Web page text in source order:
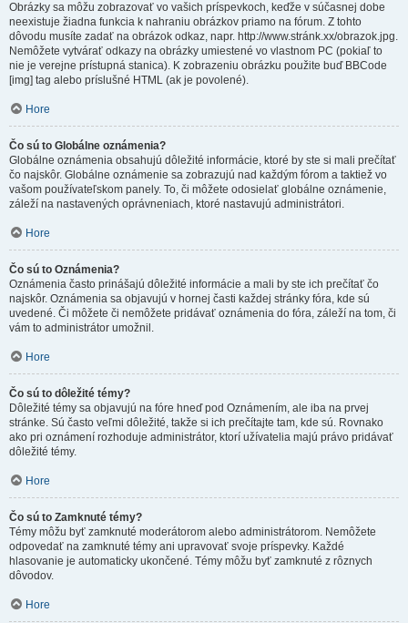
Obrázky sa môžu zobrazovať vo vašich príspevkoch, keďže v súčasnej dobe
neexistuje žiadna funkcia k nahraniu obrázkov priamo na fórum. Z tohto
dôvodu musíte zadať na obrázok odkaz, napr. http://www.stránk.xx/obrazok.jpg.
Nemôžete vytvárať odkazy na obrázky umiestené vo vlastnom PC (pokiaľ to
nie je verejne prístupná stanica). K zobrazeniu obrázku použite buď BBCode
[img] tag alebo príslušné HTML (ak je povolené).
Hore
Čo sú to Globálne oznámenia?
Globálne oznámenia obsahujú dôležité informácie, ktoré by ste si mali prečítať
čo najskôr. Globálne oznámenie sa zobrazujú nad každým fórom a taktiež vo
vašom používateľskom panely. To, či môžete odosielať globálne oznámenie,
záleží na nastavených oprávneniach, ktoré nastavujú administrátori.
Hore
Čo sú to Oznámenia?
Oznámenia často prinášajú dôležité informácie a mali by ste ich prečítať čo
najskôr. Oznámenia sa objavujú v hornej časti každej stránky fóra, kde sú
uvedené. Či môžete či nemôžete pridávať oznámenia do fóra, záleží na tom, či
vám to administrátor umožnil.
Hore
Čo sú to dôležité témy?
Dôležité témy sa objavujú na fóre hneď pod Oznámením, ale iba na prvej
stránke. Sú často veľmi dôležité, takže si ich prečítajte tam, kde sú. Rovnako
ako pri oznámení rozhoduje administrátor, ktorí užívatelia majú právo pridávať
dôležité témy.
Hore
Čo sú to Zamknuté témy?
Témy môžu byť zamknuté moderátorom alebo administrátorom. Nemôžete
odpovedať na zamknuté témy ani upravovať svoje príspevky. Každé
hlasovanie je automaticky ukončené. Témy môžu byť zamknuté z rôznych
dôvodov.
Hore